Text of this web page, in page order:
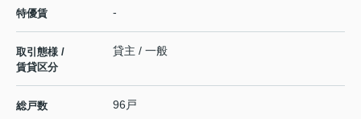
特優賃 -
取引態様 /
賃貸区分
貸主 / 一般
総戸数 96戸